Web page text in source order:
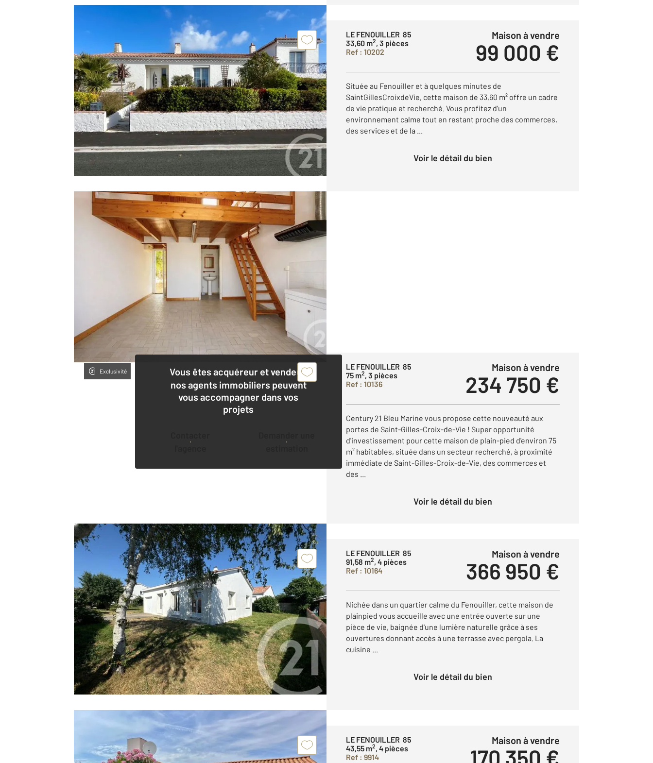
LE FENOUILLER 85
33,60 m2, 3 pièces
Ref : 10202
Maison à vendre
99 000 €
Située au Fenouiller et à quelques minutes de
SaintGillesCroixdeVie, cette maison de 33,60 m² offre un cadre
de vie pratique et recherché. Vous profitez d'un
environnement calme tout en restant proche des commerces,
des services et de la ...
Voir le détail du bien
Vous êtes acquéreur et vendeur,
nos agents immobiliers peuvent
vous accompagner dans vos
projets
Exclusivité
LE FENOUILLER 85
75 m2, 3 pièces
Ref : 10136
Maison à vendre
234 750 €
Century 21 Bleu Marine vous propose cette nouveauté aux
portes de Saint-Gilles-Croix-de-Vie ! Super opportunité
d'investissement pour cette maison de plain-pied d'environ 75
m² habitables, située dans un secteur recherché, à proximité
immédiate de Saint-Gilles-Croix-de-Vie, des commerces et
des ...
Voir le détail du bien
LE FENOUILLER 85
91,58 m2, 4 pièces
Ref : 10164
Maison à vendre
366 950 €
Nichée dans un quartier calme du Fenouiller, cette maison de
plainpied vous accueille avec une entrée ouverte sur une
pièce de vie, baignée d'une lumière naturelle grâce à ses
ouvertures donnant accès à une terrasse avec pergola. La
cuisine ...
Voir le détail du bien
LE FENOUILLER 85
43,55 m2, 4 pièces
Ref : 9914
Maison à vendre
170 350 €